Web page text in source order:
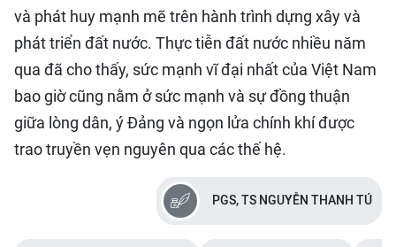
và phát huy mạnh mẽ trên hành trình dựng xây và
phát triển đất nước. Thực tiễn đất nước nhiều năm
qua đã cho thấy, sức mạnh vĩ đại nhất của Việt Nam
bao giờ cũng nằm ở sức mạnh và sự đồng thuận
giữa lòng dân, ý Đảng và ngọn lửa chính khí được
trao truyền vẹn nguyên qua các thế hệ.
PGS, TS NGUYỄN THANH TÚ